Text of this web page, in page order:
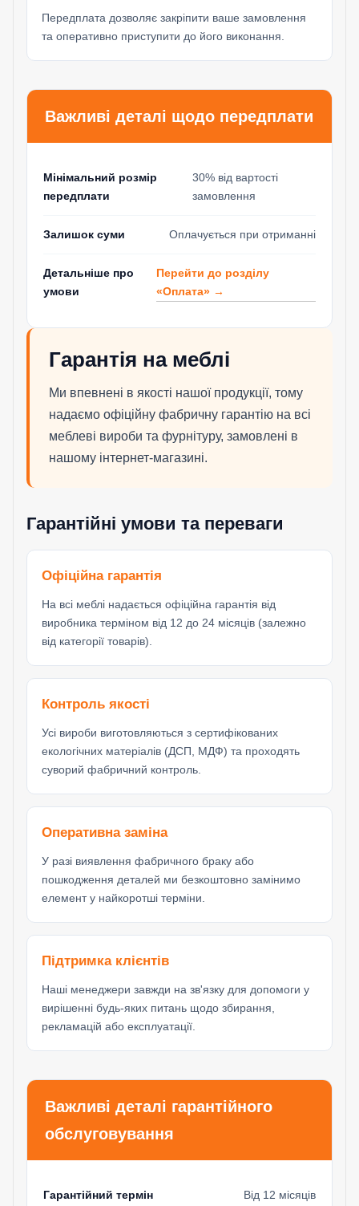
Передплата дозволяє закріпити ваше замовлення
та оперативно приступити до його виконання.
Важливі деталі щодо передплати
Мінімальний розмір
передплати
30% від вартості
замовлення
Залишок суми Оплачується при отриманні
Детальніше про
умови
Перейти до розділу
«Оплата» →
Гарантія на меблі
Ми впевнені в якості нашої продукції, тому
надаємо офіційну фабричну гарантію на всі
меблеві вироби та фурнітуру, замовлені в
нашому інтернет-магазині.
Гарантійні умови та переваги
Офіційна гарантія
На всі меблі надається офіційна гарантія від
виробника терміном від 12 до 24 місяців (залежно
від категорії товарів).
Контроль якості
Усі вироби виготовляються з сертифікованих
екологічних матеріалів (ДСП, МДФ) та проходять
суворий фабричний контроль.
Оперативна заміна
У разі виявлення фабричного браку або
пошкодження деталей ми безкоштовно замінимо
елемент у найкоротші терміни.
Підтримка клієнтів
Наші менеджери завжди на зв'язку для допомоги у
вирішенні будь-яких питань щодо збирання,
рекламацій або експлуатації.
Важливі деталі гарантійного
обслуговування
Гарантійний термін Від 12 місяців